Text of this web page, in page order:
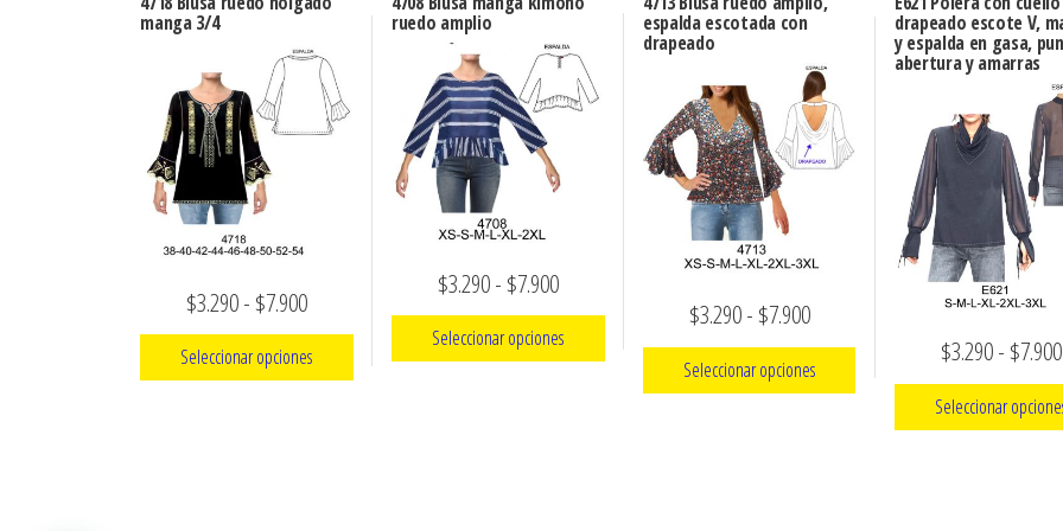
manga 3/4
$3.290- $7.900Rango
de
precios:
Seleccionar opciones
ruedo amplio
$3.290- $7.900Rango
de
precios:
Seleccionar opciones
espalda escotada con
drapeado
$3.290- $7.900Rango
de
precios:
Seleccionar opciones
drapeado escote V,
y espalda en gasa,
abertura y amarras
$3.290- $7.900
Seleccionar